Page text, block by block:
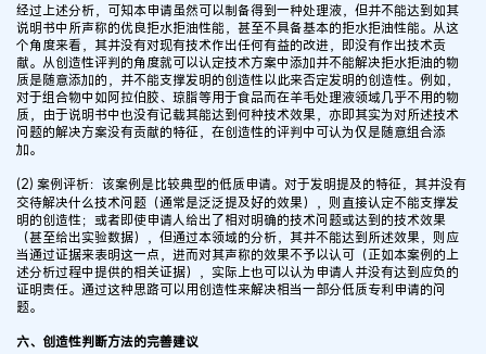
经过上述分析，可知本申请虽然可以制备得到一种处理液，但并不能达到如其
说明书中所声称的优良拒水拒油性能，甚至不具备基本的拒水拒油性能。从这
个角度来看，其并没有对现有技术作出任何有益的改进，即没有作出技术贡
献。从创造性评判的角度就可以认定技术方案中添加并不能解决拒水拒油的物
质是随意添加的，并不能支撑发明的创造性以此来否定发明的创造性。例如，
对于组合物中如阿拉伯胶、琼脂等用于食品而在羊毛处理液领域几乎不用的物
质，由于说明书中也没有记载其能达到何种技术效果，亦即其实为对所述技术
问题的解决方案没有贡献的特征，在创造性的评判中可认为仅是随意组合添
加。
(2) 案例评析：该案例是比较典型的低质申请。对于发明提及的特征，其并没有
交待解决什么技术问题（通常是泛泛提及好的效果），则直接认定不能支撑发
明的创造性；或者即使申请人给出了相对明确的技术问题或达到的技术效果
（甚至给出实验数据），但通过本领域的分析，其并不能达到所述效果，则应
当通过证据来表明这一点，进而对其声称的效果不予以认可（正如本案例的上
述分析过程中提供的相关证据），实际上也可以认为申请人并没有达到应负的
证明责任。通过这种思路可以用创造性来解决相当一部分低质专利申请的问
题。
六、创造性判断方法的完善建议